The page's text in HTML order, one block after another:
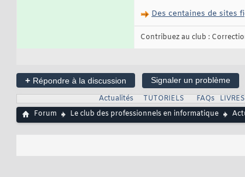
Des centaines de sites
Contribuez au club :
+ Répondre à la discussion
Signaler un problème
Actualités
TUTORIELS FAQs LIVRES
Forum
Le club des professionnels en informatique